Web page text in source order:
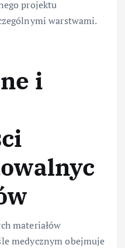
projektu
warstwami.
i
materiałów
medycznym obejmuje